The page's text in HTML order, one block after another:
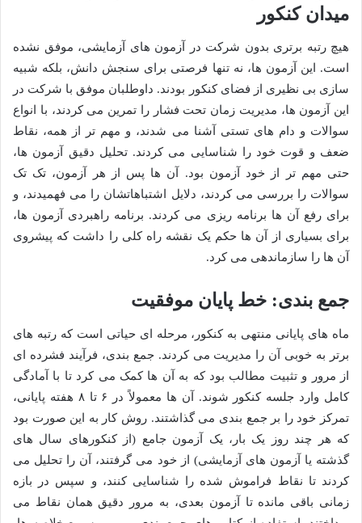
میدان کنکور
هیچ رتبه برتری بدون شرکت در آزمون های آزمایشی، موفق نشده
است. این آزمون ها، نه تنها فرصتی برای سنجش دانش، بلکه شبیه
سازی بی نظیری از فضای کنکور بودند. داوطلبان موفق با شرکت در
این آزمون ها، مدیریت زمان تحت فشار را تمرین می کردند، با انواع
سوالات و دام های تستی آشنا می شدند، و مهم تر از همه، نقاط
ضعف و قوت خود را شناسایی می کردند. تحلیل دقیق آزمون ها،
حتی مهم تر از خود آزمون بود. آن ها پس از هر آزمون، تک تک
سوالات را بررسی می کردند، دلایل اشتباهاتشان را می فهمیدند، و
برای رفع آن ها برنامه ریزی می کردند. برنامه راهبردی آزمون ها،
برای بسیاری از آن ها حکم یک نقشه راه کلی را داشت که پیشروی
آن ها را سازماندهی می کرد.
جمع بندی: خط پایان موفقیت
ماه های پایانی منتهی به کنکور، مرحله ای حیاتی است که رتبه های
برتر به خوبی آن را مدیریت می کردند. جمع بندی، فرآیند فشرده ای
از مرور و تثبیت مطالب بود که به آن ها کمک می کرد تا با آمادگی
کامل وارد جلسه کنکور شوند. آن ها معمولاً در ۶ تا ۸ هفته پایانی،
تمرکز خود را بر جمع بندی می گذاشتند. روش کار به این صورت بود
که هر چند روز یک بار، یک آزمون جامع (از کنکورهای سال های
گذشته یا آزمون های آزمایشی) از خود می گرفتند، آن را تحلیل می
کردند تا نقاط فراموش شده را شناسایی کنند، و سپس در بازه
زمانی باقی مانده تا آزمون بعدی، به مرور دقیق همان نقاط می